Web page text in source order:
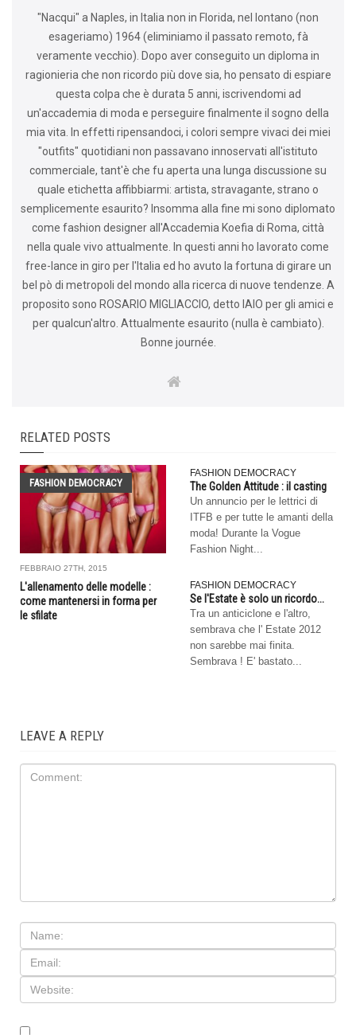
"Nacqui" a Naples, in Italia non in Florida, nel lontano (non
esageriamo) 1964 (eliminiamo il passato remoto, fà
veramente vecchio). Dopo aver conseguito un diploma in
ragionieria che non ricordo più dove sia, ho pensato di espiare
questa colpa che è durata 5 anni, iscrivendomi ad
un'accademia di moda e perseguire finalmente il sogno della
mia vita. In effetti ripensandoci, i colori sempre vivaci dei miei
"outfits" quotidiani non passavano innoservati all'istituto
commerciale, tant'è che fu aperta una lunga discussione su
quale etichetta affibbiarmi: artista, stravagante, strano o
semplicemente esaurito? Insomma alla fine mi sono diplomato
come fashion designer all'Accademia Koefia di Roma, città
nella quale vivo attualmente. In questi anni ho lavorato come
free-lance in giro per l'Italia ed ho avuto la fortuna di girare un
bel pò di metropoli del mondo alla ricerca di nuove tendenze. A
proposito sono ROSARIO MIGLIACCIO, detto IAIO per gli amici e
per qualcun'altro. Attualmente esaurito (nulla è cambiato).
Bonne journée.
RELATED POSTS
FASHION DEMOCRACY
FEBBRAIO 27TH, 2015
L'allenamento delle modelle :
come mantenersi in forma per
le sfilate
FASHION DEMOCRACY
The Golden Attitude : il casting
Un annuncio per le lettrici di
ITFB e per tutte le amanti della
moda! Durante la Vogue
Fashion Night...
FASHION DEMOCRACY
Se l'Estate è solo un ricordo...
Tra un anticiclone e l'altro,
sembrava che l' Estate 2012
non sarebbe mai finita.
Sembrava ! E' bastato...
LEAVE A REPLY